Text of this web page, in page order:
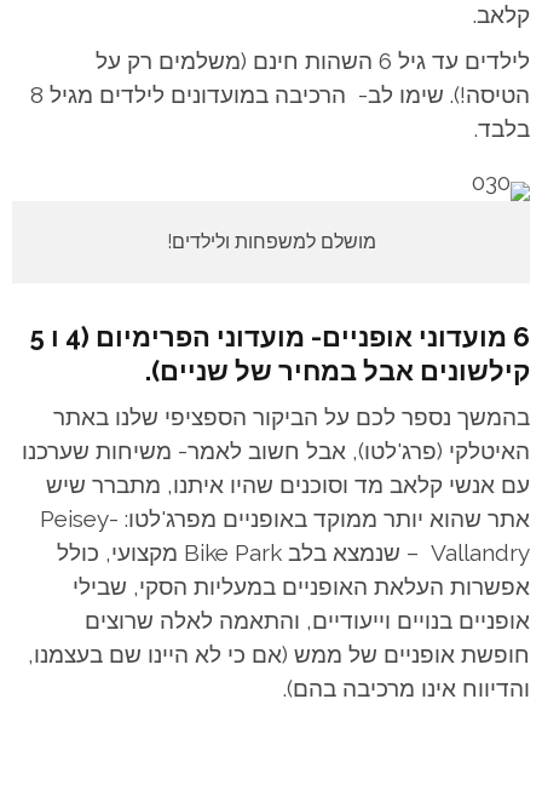
קלאב.
לילדים עד גיל 6 השהות חינם (משלמים רק על
הטיסה!). שימו לב- הרכיבה במועדונים לילדים מגיל 8
בלבד.
מושלם למשפחות ולילדים!
6 מועדוני אופניים- מועדוני הפרימיום (4 ו 5
קילשונים אבל במחיר של שניים).
בהמשך נספר לכם על הביקור הספציפי שלנו באתר
האיטלקי (פרג'לטו), אבל חשוב לאמר- משיחות שערכנו
עם אנשי קלאב מד וסוכנים שהיו איתנו, מתברר שיש
אתר שהוא יותר ממוקד באופניים מפרג'לטו: Peisey-
Vallandry – שנמצא בלב Bike Park מקצועי, כולל
אפשרות העלאת האופניים במעליות הסקי, שבילי
אופניים בנויים וייעודיים, והתאמה לאלה שרוצים
חופשת אופניים של ממש (אם כי לא היינו שם בעצמנו,
והדיווח אינו מרכיבה בהם).